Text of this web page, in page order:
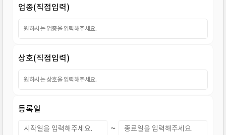
업종(직접입력)
상호(직접입력)
등록일
~